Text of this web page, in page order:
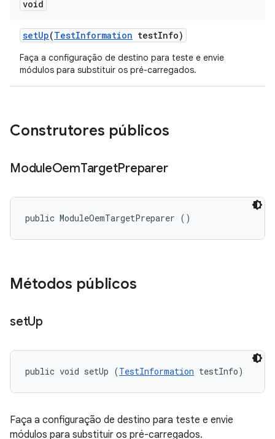
void
setUp(TestInformation testInfo)
Faça a configuração de destino para teste e envie
módulos para substituir os pré-carregados.
Construtores públicos
ModuleOemTargetPreparer
public ModuleOemTargetPreparer ()
Métodos públicos
setUp
public void setUp (TestInformation testInfo)
Faça a configuração de destino para teste e envie
módulos para substituir os pré-carregados.